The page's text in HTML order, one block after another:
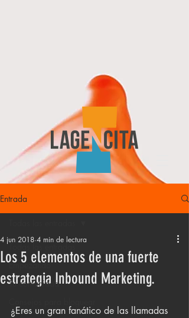
Entrada
Empezando
Tu comunidad
Los 5 elementos de una fuerte
estrategia Inbound Marketing.
4 jun 2018 4 min de lectura
¿Eres un gran fanático de las llamadas